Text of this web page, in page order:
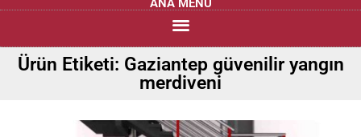
ANA MENÜ
Ürün Etiketi: Gaziantep güvenilir yangın
merdiveni